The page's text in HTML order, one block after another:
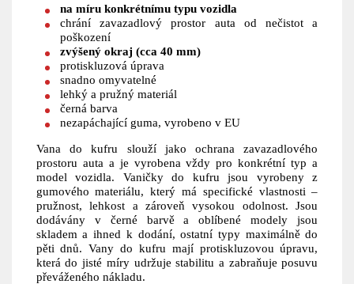
na míru konkrétnímu typu vozidla
chrání zavazadlový prostor auta od nečistot a
poškození
zvýšený okraj (cca 40 mm)
protiskluzová úprava
snadno omyvatelné
lehký a pružný materiál
černá barva
nezapáchající guma, vyrobeno v EU
Vana do kufru slouží jako ochrana zavazadlového
prostoru auta a je vyrobena vždy pro konkrétní typ a
model vozidla. Vaničky do kufru jsou vyrobeny z
gumového materiálu, který má specifické vlastnosti –
pružnost, lehkost a zároveň vysokou odolnost. Jsou
dodávány v černé barvě a oblíbené modely jsou
skladem a ihned k dodání, ostatní typy maximálně do
pěti dnů. Vany do kufru mají protiskluzovou úpravu,
která do jisté míry udržuje stabilitu a zabraňuje posuvu
převáženého nákladu.